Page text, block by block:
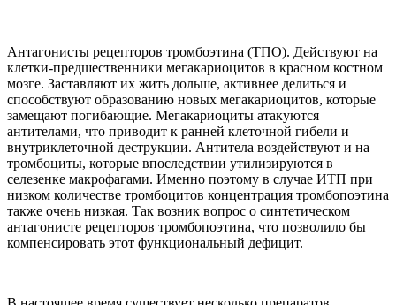
Антагонисты рецепторов тромбоэтина (ТПО). Действуют на
клетки-предшественники мегакариоцитов в красном костном
мозге. Заставляют их жить дольше, активнее делиться и
способствуют образованию новых мегакариоцитов, которые
замещают погибающие. Мегакариоциты атакуются
антителами, что приводит к ранней клеточной гибели и
внутриклеточной деструкции. Антитела воздействуют и на
тромбоциты, которые впоследствии утилизируются в
селезенке макрофагами. Именно поэтому в случае ИТП при
низком количестве тромбоцитов концентрация тромбопоэтина
также очень низкая. Так возник вопрос о синтетическом
антагонисте рецепторов тромбопоэтина, что позволило бы
компенсировать этот функциональный дефицит.